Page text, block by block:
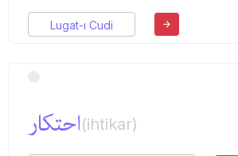
Lugat-ı Cudi
احتكار(ihtikar)